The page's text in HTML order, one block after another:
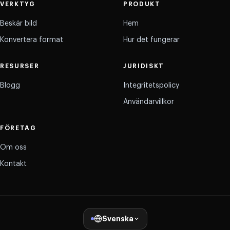
VERKTYG
Beskär bild
Konvertera format
PRODUKT
Hem
Hur det fungerar
RESURSER
Blogg
JURIDISKT
Integritetspolicy
Användarvillkor
FÖRETAG
Om oss
Kontakt
Svenska